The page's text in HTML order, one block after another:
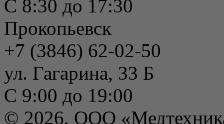
С 8:30 до 17:30
Прокопьевск
+7 (3846) 62-02-50
ул. Гагарина, 33 Б
С 9:00 до 19:00
© 2026, ООО